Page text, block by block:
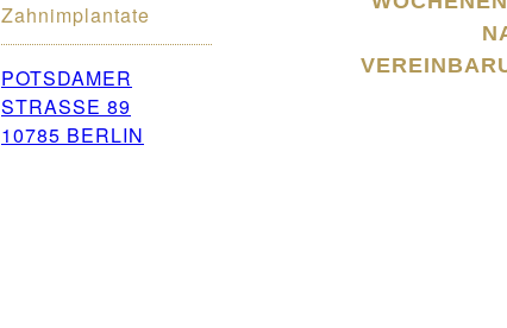
Zahnimplantate
POTSDAMER
STRASSE 89
10785 BERLIN